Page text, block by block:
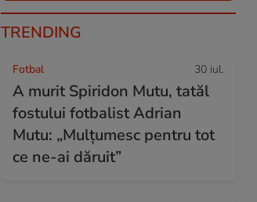
TRENDING
Fotbal 30 iul.
A murit Spiridon Mutu, tatăl
fostului fotbalist Adrian
Mutu: „Mulțumesc pentru tot
ce ne-ai dăruit”